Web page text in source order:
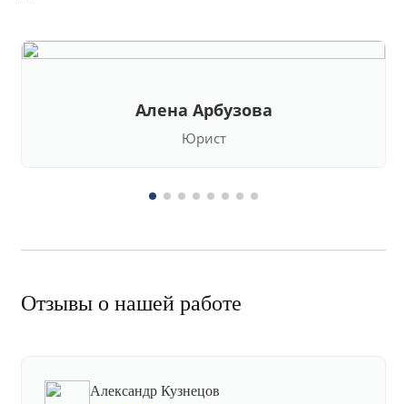
Алена Арбузова
Юрист
Отзывы о нашей работе
Александр Кузнецов